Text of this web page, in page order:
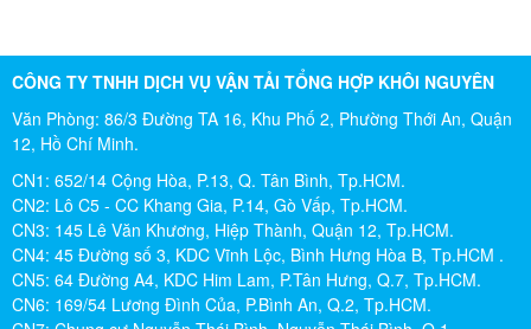
CÔNG TY TNHH DỊCH VỤ VẬN TẢI TỔNG HỢP KHÔI NGUYÊN
Văn Phòng: 86/3 Đường TA 16, Khu Phố 2, Phường Thới An, Quận
12, Hồ Chí Minh.
CN1: 652/14 Cộng Hòa, P.13, Q. Tân Bình, Tp.HCM.
CN2: Lô C5 - CC Khang Gia, P.14, Gò Vấp, Tp.HCM.
CN3: 145 Lê Văn Khương, Hiệp Thành, Quận 12, Tp.HCM.
CN4: 45 Đường số 3, KDC Vĩnh Lộc, Bình Hưng Hòa B, Tp.HCM .
CN5: 64 Đường A4, KDC Him Lam, P.Tân Hưng, Q.7, Tp.HCM.
CN6: 169/54 Lương Đình Của, P.Bình An, Q.2, Tp.HCM.